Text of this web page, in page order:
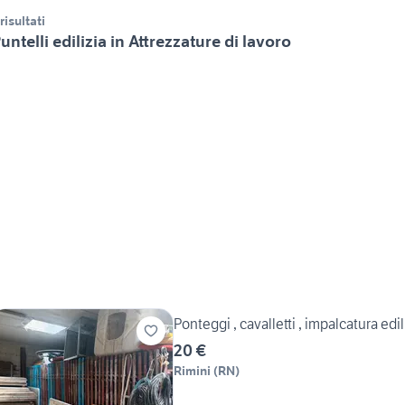
edilizia in Attrezzature di lavoro
Ponteggi , cavalletti , impalcatura
20 €
Rimini (RN)